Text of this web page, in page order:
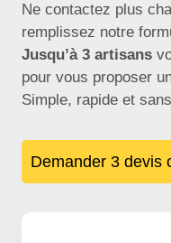
Ne contactez plus
remplissez notre
Jusqu’à 3 artisans
pour vous proposer
Simple, rapide et
Demander 3 devis